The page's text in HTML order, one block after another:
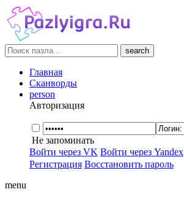
search
Главная
Сканворды
person
Авторизация
Не запоминать
Войти через VK Войти через Yandex
Регистрация Восстановить пароль
menu